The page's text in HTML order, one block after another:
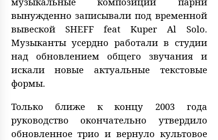
вынужденно записывали под временной
вывеской SHEFF feat Kuper Al Solo.
Музыканты усердно работали в студии
над обновлением общего звучания и
искали новые актуальные текстовые
формы.
Только ближе к концу 2003 года
руководство окончательно утвердило
обновленное трио и вернуло культовое